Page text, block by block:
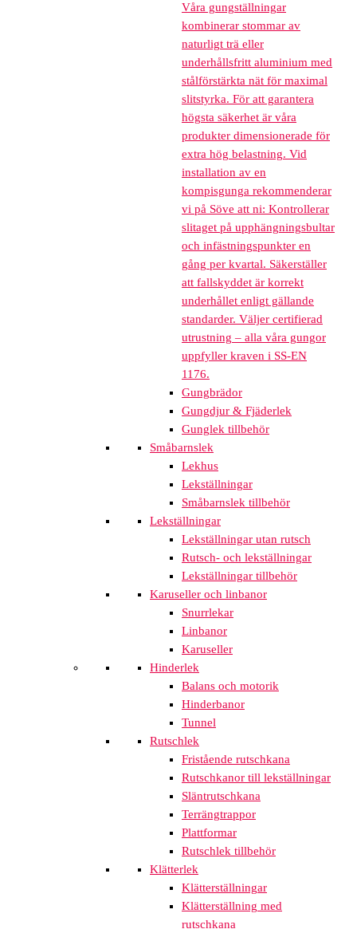
Våra gungställningar
kombinerar stommar av
naturligt trä eller
underhållsfritt aluminium med
stålförstärkta nät för maximal
slitstyrka. För att garantera
högsta säkerhet är våra
produkter dimensionerade för
extra hög belastning. Vid
installation av en
kompisgunga rekommenderar
vi på Söve att ni: Kontrollerar
slitaget på upphängningsbultar
och infästningspunkter en
gång per kvartal. Säkerställer
att fallskyddet är korrekt
underhållet enligt gällande
standarder. Väljer certifierad
utrustning – alla våra gungor
uppfyller kraven i SS-EN
1176.
Gungbrädor
Gungdjur & Fjäderlek
Gunglek tillbehör
Småbarnslek
Lekhus
Lekställningar
Småbarnslek tillbehör
Lekställningar
Lekställningar utan rutsch
Rutsch- och lekställningar
Lekställningar tillbehör
Karuseller och linbanor
Snurrlekar
Linbanor
Karuseller
Hinderlek
Balans och motorik
Hinderbanor
Tunnel
Rutschlek
Fristående rutschkana
Rutschkanor till lekställningar
Släntrutschkana
Terrängtrappor
Plattformar
Rutschlek tillbehör
Klätterlek
Klätterställningar
Klätterställning med
rutschkana